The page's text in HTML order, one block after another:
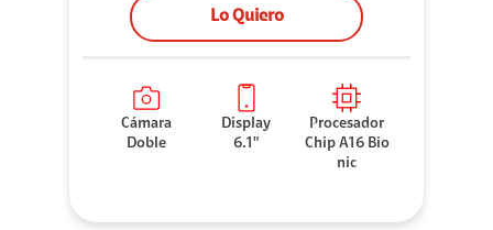
Lo Quiero
Cámara
Doble
Display
6.1"
Procesador
Chip A16 Bio
nic